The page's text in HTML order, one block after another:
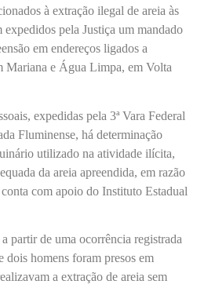
à extração ilegal de areia às
pela Justiça um mandado
em endereços ligados a
Mariana e Água Limpa, em Volta
expedidas pela 3ª Vara Federal
Fluminense, há determinação
utilizado na atividade ilícita,
da areia apreendida, em razão
com apoio do Instituto Estadual
partir de uma ocorrência registrada
dois homens foram presos em
a extração de areia sem